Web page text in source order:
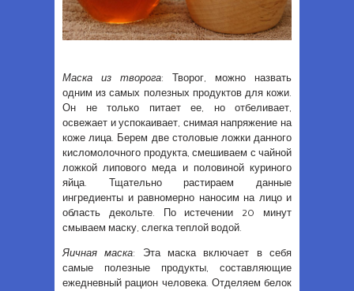
Маска из творога: Творог, можно назвать
одним из самых полезных продуктов для кожи.
Он не только питает ее, но отбеливает,
освежает и успокаивает, снимая напряжение на
коже лица. Берем две столовые ложки данного
кисломолочного продукта, смешиваем с чайной
ложкой липового меда и половиной куриного
яйца. Тщательно растираем данные
ингредиенты и равномерно наносим на лицо и
область декольте. По истечении 20 минут
смываем маску, слегка теплой водой.
Яичная маска: Эта маска включает в себя
самые полезные продукты, составляющие
ежедневный рацион человека. Отделяем белок